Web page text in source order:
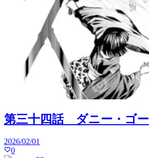
第三十四話 ダニー・ゴー
2026/02/01
0